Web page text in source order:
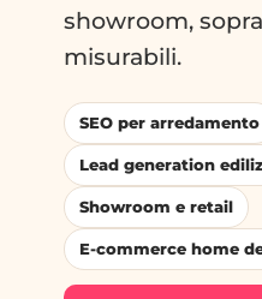
showroom,
misurabili.
SEO per arredamento
Lead generation
Showroom e retail
E-commerce home